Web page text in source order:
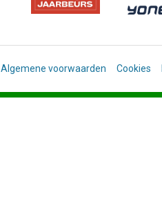
Algemene voorwaarden Cookies